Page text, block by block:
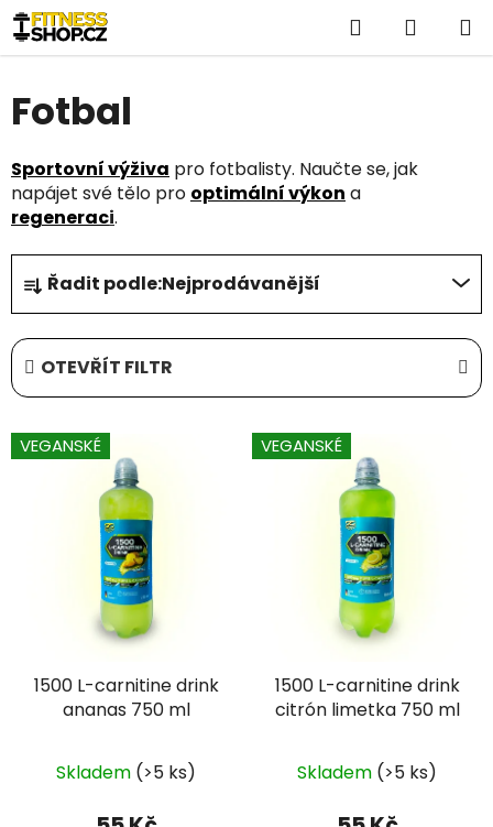
Přejít
na
obsah
Hledat
KOŠÍK
Fotbal
Sportovní výživa pro fotbalisty. Naučte se, jak
napájet své tělo pro optimální výkon a
regeneraci.
Ř
a
z
e
n
p
r
Řadit podle:Nejprodávanější
OTEVŘÍT FILTR
V
ýVEGANSKÉ
1500 L-carnitine drink
ananas 750 ml
hodnocení
produktu
Skladem (>5 ks)
VEGANSKÉ
1500 L-carnitine drink
citrón limetka 750 ml
Skladem (>5 ks)